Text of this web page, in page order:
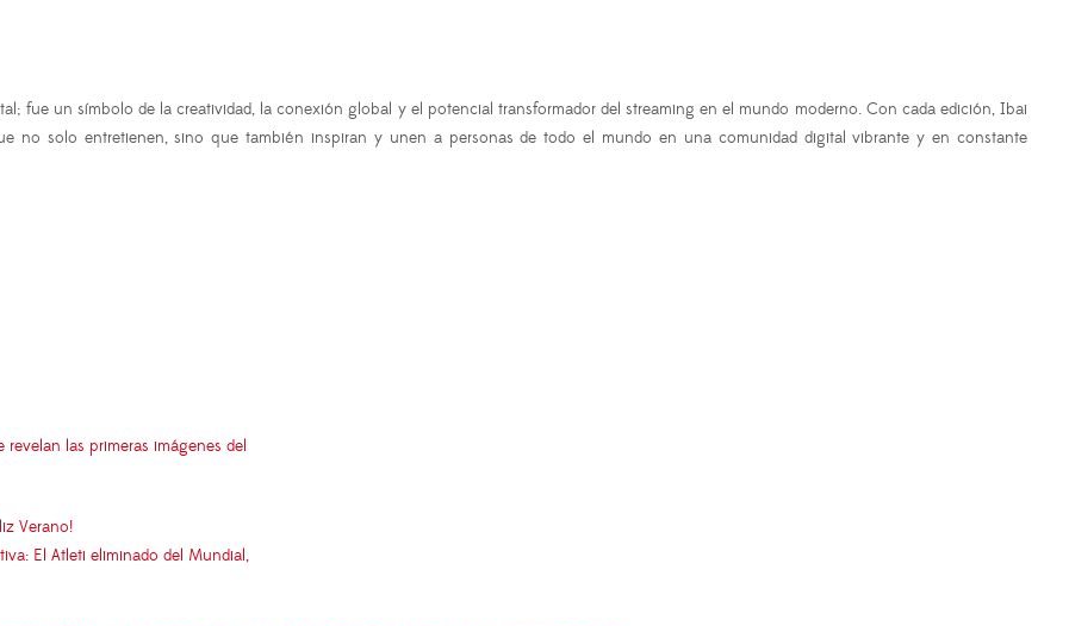
fue un símbolo de la creatividad, la conexión global y el potencial transformador del streaming en el mundo moderno. Con cada edición, Ibai
no solo entretienen, sino que también inspiran y unen a personas de todo el mundo en una comunidad digital vibrante y en constante
las primeras imágenes del
Verano!
El Atleti eliminado del Mundial,